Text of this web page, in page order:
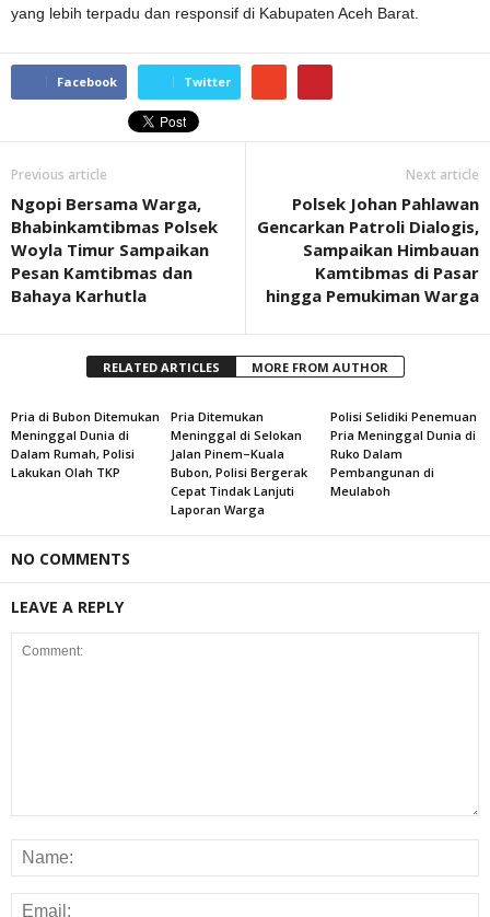
yang lebih terpadu dan responsif di Kabupaten Aceh Barat.
Facebook Twitter
Previous article
Ngopi Bersama Warga,
Bhabinkamtibmas Polsek
Woyla Timur Sampaikan
Pesan Kamtibmas dan
Bahaya Karhutla
Next article
Polsek Johan Pahlawan
Gencarkan Patroli Dialogis,
Sampaikan Himbauan
Kamtibmas di Pasar
hingga Pemukiman Warga
RELATED ARTICLES MORE FROM AUTHOR
Pria di Bubon Ditemukan
Meninggal Dunia di
Dalam Rumah, Polisi
Lakukan Olah TKP
Pria Ditemukan
Meninggal di Selokan
Jalan Pinem–Kuala
Bubon, Polisi Bergerak
Cepat Tindak Lanjuti
Laporan Warga
Polisi Selidiki Penemuan
Pria Meninggal Dunia di
Ruko Dalam
Pembangunan di
Meulaboh
NO COMMENTS
LEAVE A REPLY